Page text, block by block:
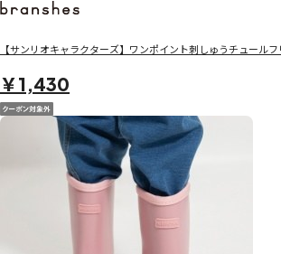
【サンリオキャラクターズ】ワンポイント刺しゅうチュール
￥1,430